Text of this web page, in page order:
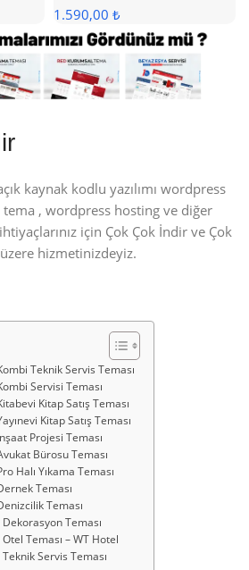
1.590,00 ₺
kaynak kodlu yazılımı wordpress
, wordpress hosting ve diğer
için Çok Çok İndir ve Çok
hizmetinizdeyiz.
Teknik Servis Teması
Servisi Teması
Kitap Satış Teması
Kitap Satış Teması
Projesi Teması
Bürosu Teması
Halı Yıkama Teması
Teması
Teması
Teması
Teması – WT Hotel
Servis Teması